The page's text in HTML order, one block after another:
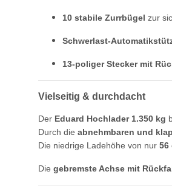
10 stabile Zurrbügel zur
Schwerlast-
13-poliger Stecker mit
Vielseitig & durchdacht
Der Eduard Hochlader 1.350 kg
Durch die abnehmbaren und
Die niedrige Ladehöhe von nur 56
Die gebremste Achse mit